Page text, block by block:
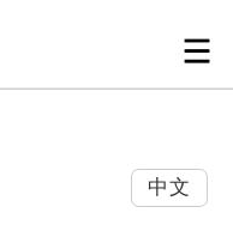
中文